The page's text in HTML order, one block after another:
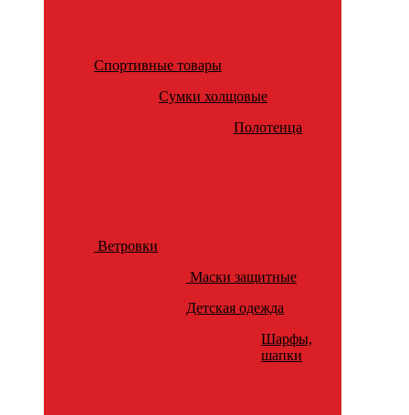
Спортивные товары
Сумки холщовые
Полотенца
Ветровки
Маски защитные
Детская одежда
Шарфы,
шапки